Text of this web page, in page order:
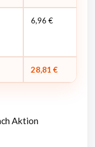
6,96 €
28,81 €
Aktion